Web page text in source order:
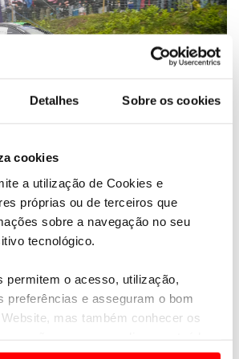
Detalhes Sobre os cookies
cookies
a utilização de Cookies e
próprias ou de terceiros que
sobre a navegação no seu
tecnológico.
permitem o acesso, utilização,
preferências e asseguram o bom
mas também conhecer os
a promover produtos e/ou serviços.
PODERÃO
durante o Vodafone